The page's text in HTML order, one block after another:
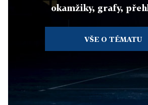
okamžiky, grafy,
VŠE O TÉMATU